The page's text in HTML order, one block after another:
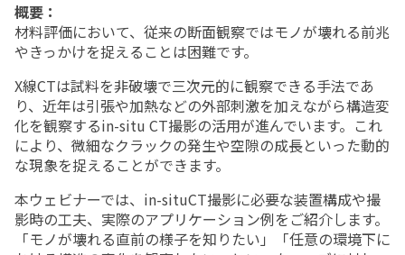
概要：
材料評価において、従来の断面観察ではモノが壊れる前兆
やきっかけを捉えることは困難です。
X線CTは試料を非破壊で三次元的に観察できる手法であ
り、近年は引張や加熱などの外部刺激を加えながら構造変
化を観察するin-situ CT撮影の活用が進んでいます。これ
により、微細なクラックの発生や空隙の成長といった動的
な現象を捉えることができます。
本ウェビナーでは、in-situCT撮影に必要な装置構成や撮
影時の工夫、実際のアプリケーション例をご紹介します。
「モノが壊れる直前の様子を知りたい」「任意の環境下に